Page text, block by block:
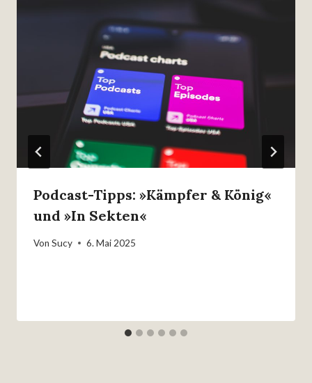
Podcast-Tipps: »Kämpfer & König«
und »In Sekten«
Von Sucy 6. Mai 2025